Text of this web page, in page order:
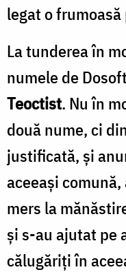
legat o
La tunderea în
numele de
Teoctist. Nu în
două nume, ci
justificată, şi
aceeaşi
mers la
şi s-au ajutat pe
călugăriţi în